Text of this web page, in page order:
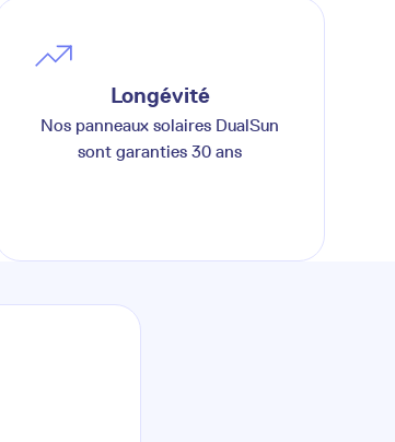
Longévité
Nos panneaux solaires DualSun
sont garanties 30 ans